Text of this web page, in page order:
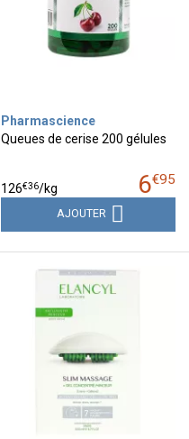
Pharmascience
Queues de cerise 200 gélules
6€95
126€36/kg
AJOUTER